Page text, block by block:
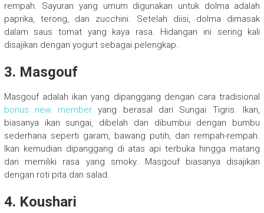
rempah. Sayuran yang umum digunakan untuk dolma adalah
paprika, terong, dan zucchini. Setelah diisi, dolma dimasak
dalam saus tomat yang kaya rasa. Hidangan ini sering kali
disajikan dengan yogurt sebagai pelengkap.
3. Masgouf
Masgouf adalah ikan yang dipanggang dengan cara tradisional
bonus new memberyang berasal dari Sungai Tigris. Ikan,
biasanya ikan sungai, dibelah dan dibumbui dengan bumbu
sederhana seperti garam, bawang putih, dan rempah-rempah.
Ikan kemudian dipanggang di atas api terbuka hingga matang
dan memiliki rasa yang smoky. Masgouf biasanya disajikan
dengan roti pita dan salad.
4. Koushari